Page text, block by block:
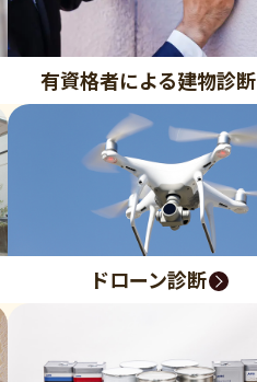
有資格者による建物診断
ドローン診断